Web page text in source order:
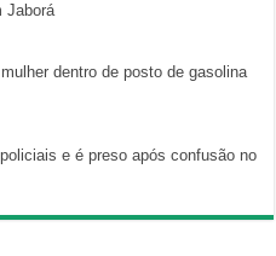
Jaborá
dentro de posto de gasolina
e é preso após confusão no